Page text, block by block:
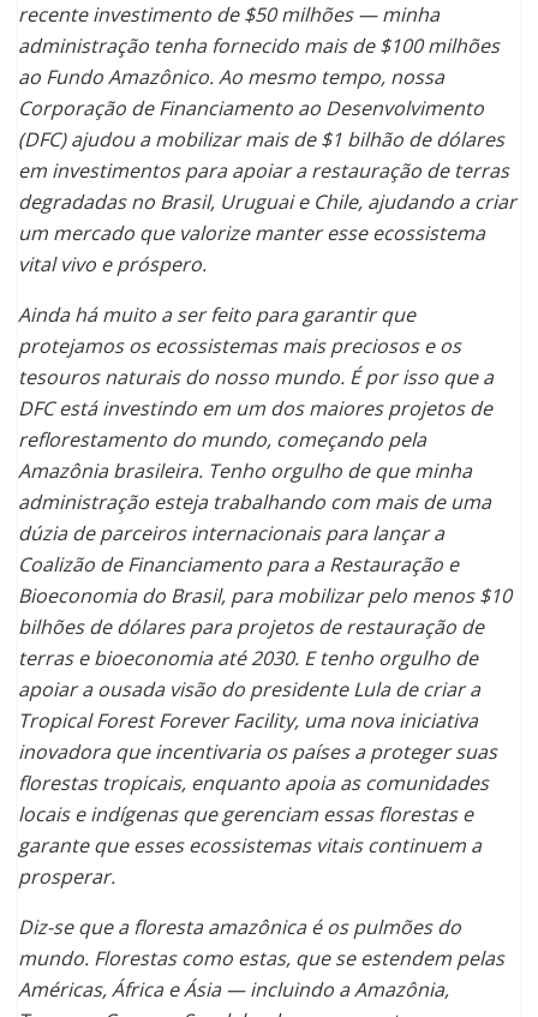
recente investimento de $50 milhões — minha
administração tenha fornecido mais de $100 milhões
ao Fundo Amazônico. Ao mesmo tempo, nossa
Corporação de Financiamento ao Desenvolvimento
(DFC) ajudou a mobilizar mais de $1 bilhão de dólares
em investimentos para apoiar a restauração de terras
degradadas no Brasil, Uruguai e Chile, ajudando a criar
um mercado que valorize manter esse ecossistema
vital vivo e próspero.
Ainda há muito a ser feito para garantir que
protejamos os ecossistemas mais preciosos e os
tesouros naturais do nosso mundo. É por isso que a
DFC está investindo em um dos maiores projetos de
reflorestamento do mundo, começando pela
Amazônia brasileira. Tenho orgulho de que minha
administração esteja trabalhando com mais de uma
dúzia de parceiros internacionais para lançar a
Coalizão de Financiamento para a Restauração e
Bioeconomia do Brasil, para mobilizar pelo menos $10
bilhões de dólares para projetos de restauração de
terras e bioeconomia até 2030. E tenho orgulho de
apoiar a ousada visão do presidente Lula de criar a
Tropical Forest Forever Facility, uma nova iniciativa
inovadora que incentivaria os países a proteger suas
florestas tropicais, enquanto apoia as comunidades
locais e indígenas que gerenciam essas florestas e
garante que esses ecossistemas vitais continuem a
prosperar.
Diz-se que a floresta amazônica é os pulmões do
mundo. Florestas como estas, que se estendem pelas
Américas, África e Ásia — incluindo a Amazônia,